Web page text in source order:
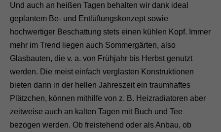
Und auch an heißen Tagen behalten wir dank ideal
geplantem Be- und Entlüftungskonzept sowie
hochwertiger Beschattung stets einen kühlen Kopf. Immer
mehr im Trend liegen auch Sommergärten, also
Glasbauten, die v. a. von Frühjahr bis Herbst genutzt
werden. Die meist einfach verglasten Konstruktionen
bieten dann in der hellen Jahreszeit ein traumhaftes
Plätzchen, können mithilfe von z. B. Heizradiatoren aber
zeitweise auch an kalten Tagen mit Buch und Tee
bezogen werden. Ob freistehend oder als Anbau, ob